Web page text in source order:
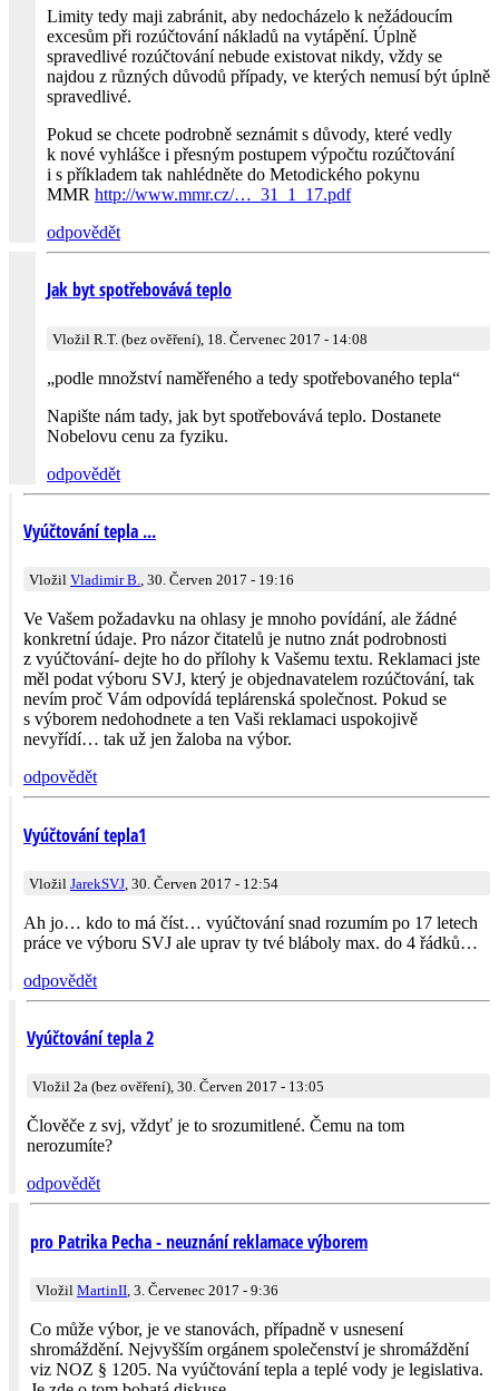
Limity tedy maji zabránit, aby nedocházelo k nežádoucím
excesům při rozúčtování nákladů na vytápění. Úplně
spravedlivé rozúčtování nebude existovat nikdy, vždy se
najdou z různých důvodů případy, ve kterých nemusí být úplně
spravedlivé.
Pokud se chcete podrobně seznámit s důvody, které vedly
k nové vyhlášce i přesným postupem výpočtu rozúčtování
i s příkladem tak nahlédněte do Metodického pokynu
MMR http://www.mmr.cz/…_31_1_17.pdf
odpovědět
Jak byt spotřebovává teplo
Vložil R.T. (bez ověření), 18. Červenec 2017 - 14:08
„podle množství naměřeného a tedy spotřebovaného tepla“
Napište nám tady, jak byt spotřebovává teplo. Dostanete
Nobelovu cenu za fyziku.
odpovědět
Vyúčtování tepla ...
Vložil Vladimir B., 30. Červen 2017 - 19:16
Ve Vašem požadavku na ohlasy je mnoho povídání, ale žádné
konkretní údaje. Pro názor čitatelů je nutno znát podrobnosti
z vyúčtování- dejte ho do přílohy k Vašemu textu. Reklamaci jste
měl podat výboru SVJ, který je objednavatelem rozúčtování, tak
nevím proč Vám odpovídá teplárenská společnost. Pokud se
s výborem nedohodnete a ten Vaši reklamaci uspokojivě
nevyřídí… tak už jen žaloba na výbor.
odpovědět
Vyúčtování tepla1
Vložil JarekSVJ , 30. Červen 2017 - 12:54
Ah jo… kdo to má číst… vyúčtování snad rozumím po 17 letech
práce ve výboru SVJ ale uprav ty tvé bláboly max. do 4 řádků…
odpovědět
Vyúčtování tepla 2
Vložil 2a (bez ověření), 30. Červen 2017 - 13:05
Člověče z svj, vždyť je to srozumitlené. Čemu na tom
nerozumíte?
odpovědět
pro Patrika Pecha - neuznání reklamace výborem
Vložil MartinII , 3. Červenec 2017 - 9:36
Co může výbor, je ve stanovách, případně v usnesení
shromáždění. Nejvyšším orgánem společenství je shromáždění
viz NOZ § 1205. Na vyúčtování tepla a teplé vody je legislativa.